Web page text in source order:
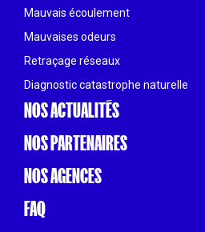
Mauvais écoulement
Mauvaises odeurs
Retraçage réseaux
Diagnostic catastrophe naturelle
NOS ACTUALITÉS
NOS PARTENAIRES
NOS AGENCES
FAQ